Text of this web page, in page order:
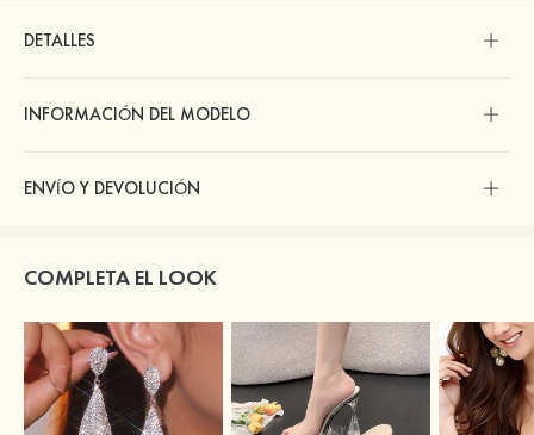
DETALLES
INFORMACIÓN DEL MODELO
ENVÍO Y DEVOLUCIÓN
COMPLETA EL LOOK